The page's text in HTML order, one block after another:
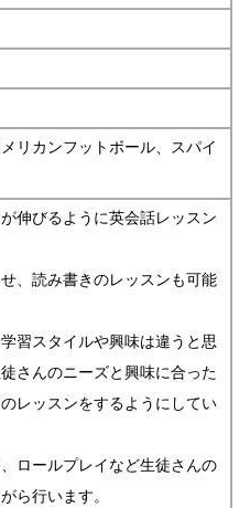
リカンフットボール、スパイ
伸びるように英会話レッスン
、読み書きのレッスンも可能
習スタイルや興味は違うと思
さんのニーズと興味に合った
レッスンをするようにしてい
ロールプレイなど生徒さんの
ら行います。